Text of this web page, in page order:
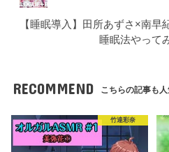
【睡眠導入】田所あずさ×南早
睡眠法やって
RECOMMEND こちらの記事も人
竹達彩奈